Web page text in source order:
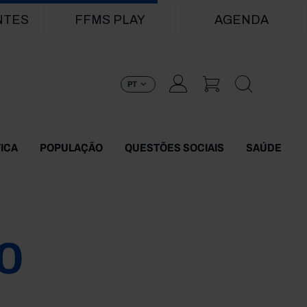
FFMS PLAY AGENDA
PT
POPULAÇÃO QUESTÕES SOCIAIS SAÚDE